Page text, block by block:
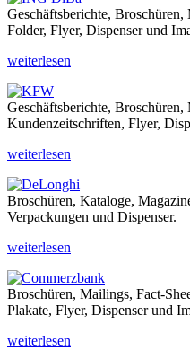
Geschäftsberichte,
Folder, Flyer, Dispenser und
weiterlesen
Geschäftsberichte, Broschüren,
Kundenzeitschriften, Flyer,
weiterlesen
Broschüren, Kataloge,
Verpackungen und Dispenser.
weiterlesen
Broschüren, Mailings, Fact-
Plakate, Flyer, Dispenser und
weiterlesen